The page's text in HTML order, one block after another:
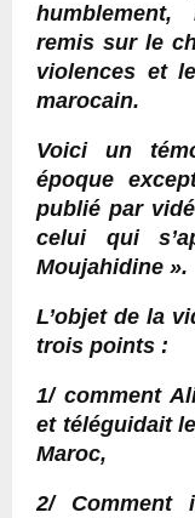
remis sur le
violences et
marocain.
Voici un
époque
publié par
celui qui
Moujahidine ».
L’objet de la
trois points :
1/ comment
et téléguidait
Maroc,
2/ Comment